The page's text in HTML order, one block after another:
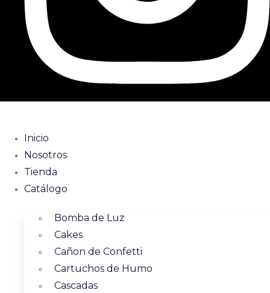
Inicio
Nosotros
Tienda
Catálogo
Bomba de Luz
Cakes
Cañon de Confetti
Cartuchos de Humo
Cascadas